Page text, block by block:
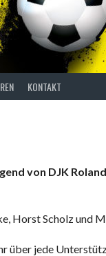
KONTAKT
von DJK
Horst Scholz und
über jede